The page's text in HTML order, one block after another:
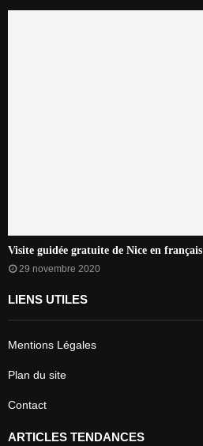
Visite guidée gratuite de Nice en français
29 novembre 2020
LIENS UTILES
Mentions Légales
Plan du site
Contact
ARTICLES TENDANCES